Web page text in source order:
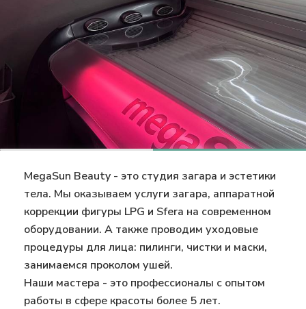
MegaSun Beauty - это студия загара и эстетики
тела. Мы оказываем услуги загара, аппаратной
коррекции фигуры LPG и Sfera на современном
оборудовании. А также проводим уходовые
процедуры для лица: пилинги, чистки и маски,
занимаемся проколом ушей.
Наши мастера - это профессионалы с опытом
работы в сфере красоты более 5 лет.